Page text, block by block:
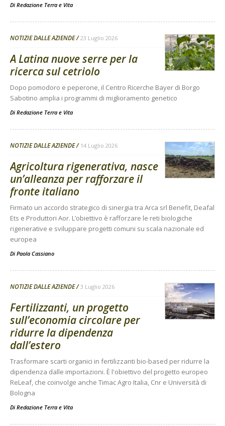
Di Redazione Terra e Vita -
NOTIZIE DALLE AZIENDE 23 Luglio 2026
A Latina nuove serre per la
ricerca sul cetriolo
Dopo pomodoro e peperone, il Centro Ricerche Bayer di Borgo
Sabotino amplia i programmi di miglioramento genetico
Di Redazione Terra e Vita
NOTIZIE DALLE AZIENDE 14 Luglio 2026
Agricoltura rigenerativa, nasce
un’alleanza per rafforzare il
fronte italiano
Firmato un accordo strategico di sinergia tra Arca srl Benefit, Deafal
Ets e Produttori Aor. L’obiettivo è rafforzare le reti biologiche
rigenerative e sviluppare progetti comuni su scala nazionale ed
europea
Di Paola Cassiano
NOTIZIE DALLE AZIENDE 3 Luglio 2026
Fertilizzanti, un progetto
sull’economia circolare per
ridurre la dipendenza
dall’estero
Trasformare scarti organici in fertilizzanti bio-based per ridurre la
dipendenza dalle importazioni. È l'obiettivo del progetto europeo
ReLeaf, che coinvolge anche Timac Agro Italia, Cnr e Università di
Bologna
Di Redazione Terra e Vita